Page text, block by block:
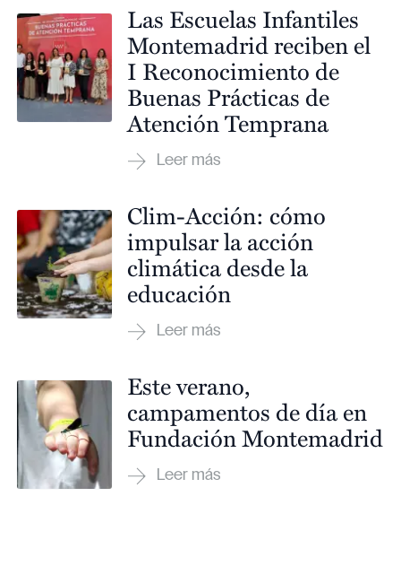
Las Escuelas Infantiles
Montemadrid reciben el
I Reconocimiento de
Buenas Prácticas de
Atención Temprana
Clim-Acción: cómo
impulsar la acción
climática desde la
educación
Este verano,
campamentos de día en
Fundación Montemadrid